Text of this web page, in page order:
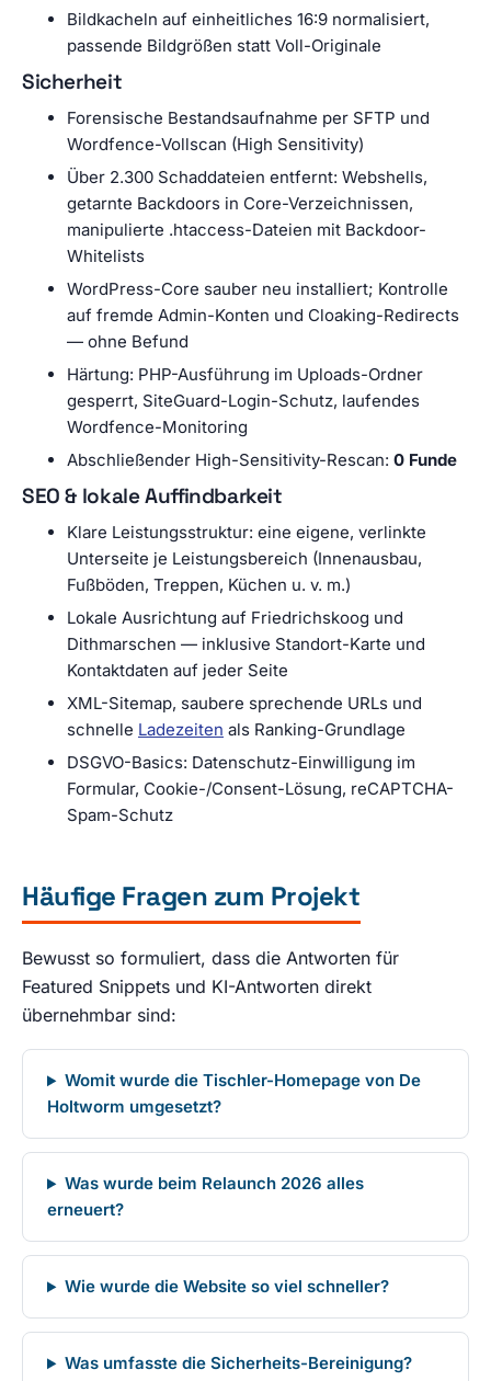
Bildkacheln auf einheitliches 16:9 normalisiert,
passende Bildgrößen statt Voll-Originale
Sicherheit
Forensische Bestandsaufnahme per SFTP und
Wordfence-Vollscan (High Sensitivity)
Über 2.300 Schaddateien entfernt: Webshells,
getarnte Backdoors in Core-Verzeichnissen,
manipulierte .htaccess-Dateien mit Backdoor-
Whitelists
WordPress-Core sauber neu installiert; Kontrolle
auf fremde Admin-Konten und Cloaking-Redirects
— ohne Befund
Härtung: PHP-Ausführung im Uploads-Ordner
gesperrt, SiteGuard-Login-Schutz, laufendes
Wordfence-Monitoring
Abschließender High-Sensitivity-Rescan: 0 Funde
SEO & lokale Auffindbarkeit
Klare Leistungsstruktur: eine eigene, verlinkte
Unterseite je Leistungsbereich (Innenausbau,
Fußböden, Treppen, Küchen u. v. m.)
Lokale Ausrichtung auf Friedrichskoog und
Dithmarschen — inklusive Standort-Karte und
Kontaktdaten auf jeder Seite
XML-Sitemap, saubere sprechende URLs und
schnelle Ladezeiten als Ranking-Grundlage
DSGVO-Basics: Datenschutz-Einwilligung im
Formular, Cookie-/Consent-Lösung, reCAPTCHA-
Spam-Schutz
Häufige Fragen zum Projekt
Bewusst so formuliert, dass die Antworten für
Featured Snippets und KI-Antworten direkt
übernehmbar sind:
Womit wurde die Tischler-Homepage von De
Holtworm umgesetzt?
Was wurde beim Relaunch 2026 alles
erneuert?
Wie wurde die Website so viel schneller?
Was umfasste die Sicherheits-Bereinigung?